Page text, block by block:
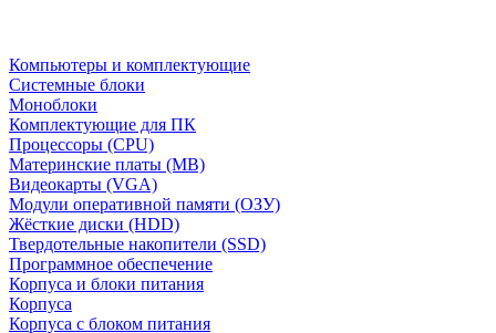
Компьютеры и комплектующие
Системные блоки
Моноблоки
Комплектующие для ПК
Процессоры (CPU)
Материнские платы (MB)
Видеокарты (VGA)
Модули оперативной памяти (ОЗУ)
Жёсткие диски (HDD)
Твердотельные накопители (SSD)
Программное обеспечение
Корпуса и блоки питания
Корпуса
Корпуса с блоком питания